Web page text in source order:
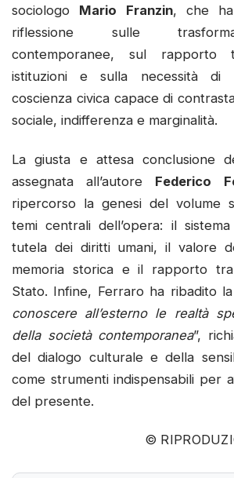
sociologo Mario Franzin, che ha
riflessione sulle
contemporanee, sul rapporto
istituzioni e sulla necessità di
coscienza civica capace di
sociale, indifferenza e marginalità.
La giusta e attesa conclusione
assegnata all’autore Federico
ripercorso la genesi del volume
temi centrali dell’opera: il
tutela dei diritti umani, il valore
memoria storica e il rapporto
Stato. Infine, Ferraro ha ribadito
conoscere all’esterno le realtà
della società contemporanea”,
del dialogo culturale e della
come strumenti indispensabili per
del presente.
©